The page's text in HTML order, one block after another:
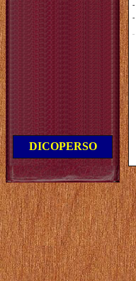
DICOPERSO
-
-